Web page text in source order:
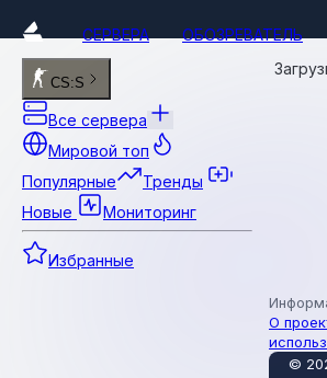
СЕРВЕРА ОБОЗРЕВАТЕЛЬ
CS:S
Все сервера
Мировой топ
Популярные
Тренды
Новые
Мониторинг
Избранные
О
©